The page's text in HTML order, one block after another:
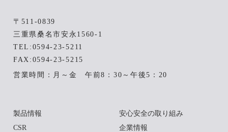
〒511-0839
三重県桑名市安永1560-1
TEL: 0594-23-5211
FAX:0594-23-5215
営業時間：月～金 午前8：30～午後5：20
製品情報
安心安全の取り組み
CSR
企業情報